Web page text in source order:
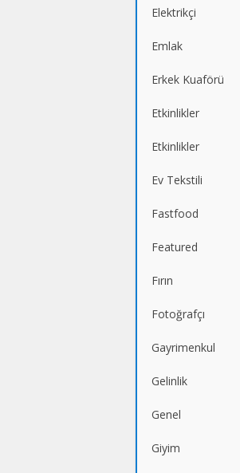
Elektrikçi
Emlak
Erkek Kuaförü
Etkinlikler
Etkinlikler
Ev Tekstili
Fastfood
Featured
Fırın
Fotoğrafçı
Gayrimenkul
Gelinlik
Genel
Giyim